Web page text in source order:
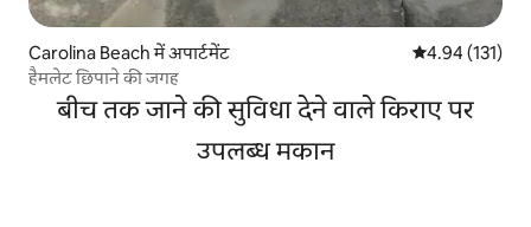
Carolina Beach में अपार्टमेंट औसत रेटिंग 5 में से
4.94 (131)
हैमलेट छिपाने की जगह
बीच तक जाने की सुविधा देने वाले किराए पर
उपलब्ध मकान